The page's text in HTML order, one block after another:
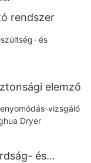
rendszer
elemző
és